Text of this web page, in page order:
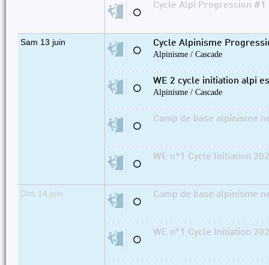
⚪
Cycle Alpi Progression
Sam 13 juin
⚪
Cycle Alpinisme
Alpinisme / Cascade
⚪
WE 2 cycle initiation alpi
Alpinisme / Cascade
⚪
Camp de base alpinisme
⚪
WE n°1 Cycle Initiation
Dim 14 juin
⚪
Camp de base alpinisme
⚪
WE n°1 Cycle Initiation